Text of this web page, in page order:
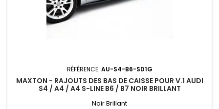
RÉFÉRENCE: AU-S4-B6-SD1G
MAXTON - RAJOUTS DES BAS DE CAISSE POUR V.1 AUDI
S4 / A4 / A4 S-LINE B6 / B7 NOIR BRILLANT
Noir Brillant